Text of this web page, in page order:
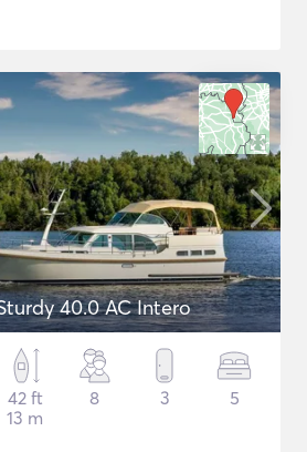
40.0 AC Intero
42 ft
13 m
8 3 5